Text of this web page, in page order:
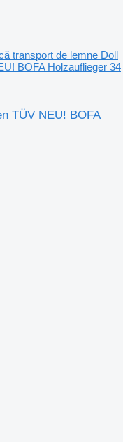
transport de lemne Doll
BOFA Holzauflieger 34
TÜV NEU! BOFA